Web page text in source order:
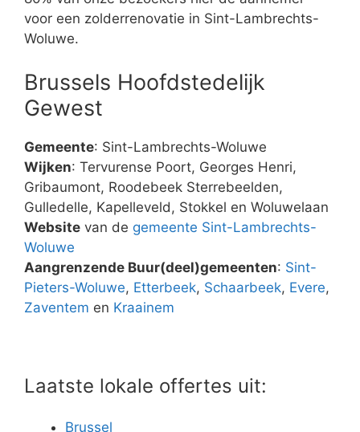
voor een zolderrenovatie in Sint-Lambrechts-
Woluwe.
Brussels Hoofdstedelijk
Gewest
Gemeente: Sint-Lambrechts-Woluwe
Wijken: Tervurense Poort, Georges Henri,
Gribaumont, Roodebeek Sterrebeelden,
Gulledelle, Kapelleveld, Stokkel en Woluwelaan
Website van de gemeente Sint-Lambrechts-
Woluwe
Aangrenzende Buur(deel)gemeenten: Sint-
Pieters-Woluwe, Etterbeek, Schaarbeek, Evere,
Zaventem en Kraainem
Laatste lokale offertes uit:
Brussel